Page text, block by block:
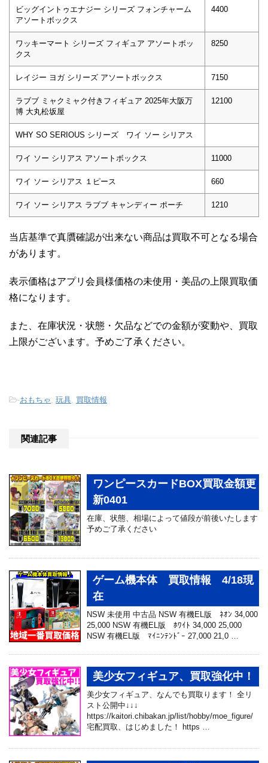
ビッグイントゥエナジー シリーズ フォンチャーム
アソートボックス
4400
ワッキーマート シリーズ フィギュア アソートボッ
クス
8250
レイジー ヨガ シリーズ アソートボックス 7150
ラブブ ミャクミャク付きフィギュア 2025年大阪万
博 大丸松坂屋
12100
WHY SO SERIOUS シリーズ ワイ ソー シリアス
ワイ ソー シリアス アソートボックス 11000
ワイ ソー シリアス １ピース 660
ワイ ソー シリアス ラブブ キャンディー ポーチ 1210
当店基準で真贋確認が出来ない商品は買取不可となる場合
があります。
表示価格はアプリ会員様価格の未使用・美品の上限買取価
格になります。
また、在庫状況・状態・欠品などでの金額が変動や、買取
上限がございます。予めご了承ください。
-おもちゃ 玩具 買取情報
関連記事
ワンピースカードBOX買取金額更
新0401
在庫、状態、相場によって値段が前後いたします
予めご了承ください
ゲーム機本体 買取情報 4/18現
在
NSW 未使用 中古品 NSW 有機EL版 ﾈｵﾝ 34,000
25,000 NSW 有機EL版 ﾎﾜｲﾄ 34,000 25,000
NSW 有機EL版 ﾏｲﾆﾝﾃﾝﾄﾞｰ 27,000 21,0 …
美少女フィギュア、買取強化中！
美少女フィギュア、なんでも買取ります！ 全リ
スト公開中↓↓↓
https://kaitori.chibakan.jp/list/hobby/moe_figure/
宅配買取、はじめました！ https …